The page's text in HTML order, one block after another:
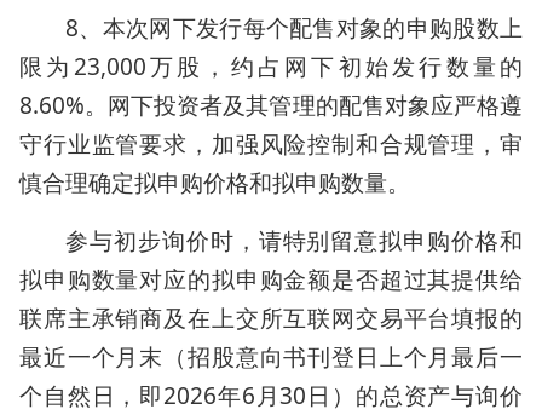
8、本次网下发行每个配售对象的申购股数上
限为23,000万股，约占网下初始发行数量的
8.60%。网下投资者及其管理的配售对象应严格遵
守行业监管要求，加强风险控制和合规管理，审
慎合理确定拟申购价格和拟申购数量。
参与初步询价时，请特别留意拟申购价格和
拟申购数量对应的拟申购金额是否超过其提供给
联席主承销商及在上交所互联网交易平台填报的
最近一个月末（招股意向书刊登日上个月最后一
个自然日，即2026年6月30日）的总资产与询价